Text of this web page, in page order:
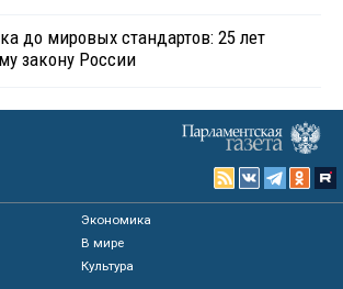
до мировых стандартов: 25 лет
закону России
Экономика
В мире
Культура